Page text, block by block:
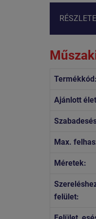
Termékkód:
Ajánlott
Max.
Méretek:
felület: